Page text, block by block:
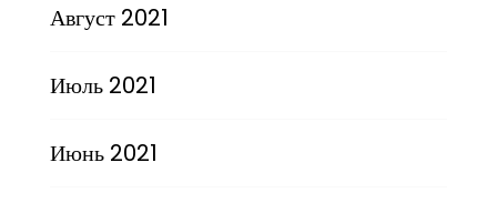
Август 2021
Июль 2021
Июнь 2021